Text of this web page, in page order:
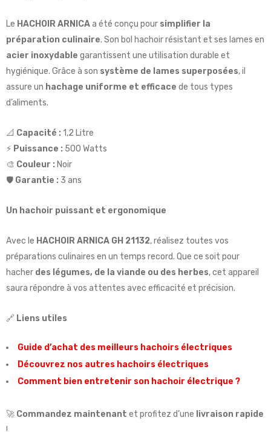
Le HACHOIR ARNICAa été conçu pour simplifier la
préparation culinaire. Son bol hachoir résistant et ses lames en
acier inoxydable garantissent une utilisation durable et
hygiénique. Grâce à son système de lames superposées, il
assure un hachage uniforme et efficace de tous types
d’aliments.
📐 Capacité : 1,2 Litre
⚡ Puissance : 500 Watts
🎨 Couleur : Noir
🛡️ Garantie : 3 ans
Un hachoir puissant et ergonomique
Avec le HACHOIR ARNICA GH 21132, réalisez toutes vos
préparations culinaires en un temps record. Que ce soit pour
hacher des légumes, de la viande ou des herbes, cet appareil
saura répondre à vos attentes avec efficacité et précision.
🔗 Liens utiles
Guide d’achat des meilleurs hachoirs électriques
Découvrez nos autres hachoirs électriques
Comment bien entretenir son hachoir électrique ?
🚀 Commandez maintenant et profitez d’une livraison rapide
!